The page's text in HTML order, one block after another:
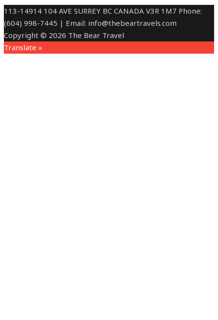
113-14914 104 AVE SURREY BC CANADA V3R 1M7 Phone:
(604) 998-7445 | Email: info@thebeartravels.com
Copyright © 2026 The Bear Travel
Translate »